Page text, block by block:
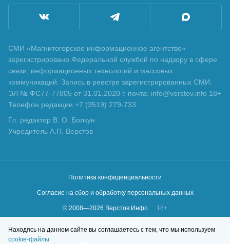
СМИ «Магнитогорское информационное агентство»
зарегистрировано Федеральной службой по надзору в сфере
связи, информационных технологий и массовых
коммуникаций. Запись в реестре зарегистрированных СМИ:
ЭЛ № ФС77-77805 от 31.01.2020 г. почта: info@verstov.info 18+
Телефон редакции +7 (3519) 279-733
Гл. редактор В. О. Болкун
Учредитель А.П. Верстов
Политика конфиденциальности
Согласие на сбор и обработку персональных данных
© 2008—2026 Верстов.Инфо
18+
Находясь на данном сайте вы соглашаетесь с тем, что мы используем
cookie-файлы